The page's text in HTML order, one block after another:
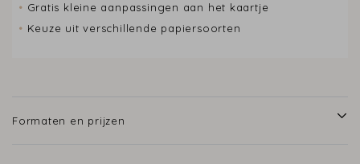
• Gratis kleine aanpassingen aan het kaartje
• Keuze uit verschillende papiersoorten
Formaten en prijzen